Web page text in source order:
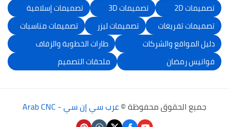
تصميمات 2D تصميمات 3D
تصميمات إسلامية
تصميمات تفريغات
تصميمات ليزر
تصميمات مناسبات
دليل المواقع والشركات
طارات الخطوبة والزفاف
فوانيس رمضان
ملحقات التصميم
جميع الحقوق محفوظة ©عرب سي إن سي - Arab CNC